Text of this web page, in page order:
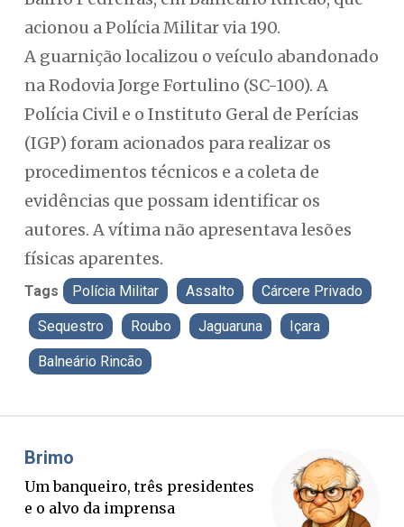
acionou a Polícia Militar via 190.
A guarnição localizou o veículo abandonado
na Rodovia Jorge Fortulino (SC-100). A
Polícia Civil e o Instituto Geral de Perícias
(IGP) foram acionados para realizar os
procedimentos técnicos e a coleta de
evidências que possam identificar os
autores. A vítima não apresentava lesões
físicas aparentes.
Tags Polícia Militar Assalto Cárcere Privado
Sequestro Roubo Jaguaruna Içara
Balneário Rincão
O Boato corre mais rápido que a
verdade. Mas quem paga a